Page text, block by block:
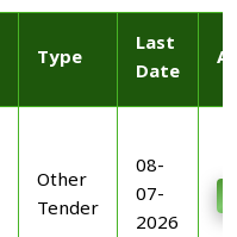
Type
Last
Date
Other
Tender
08-
07-
2026